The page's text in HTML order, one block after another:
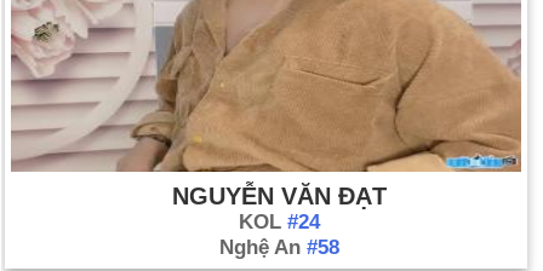
lịch sử
Ngày 6-6 năm 1844: Hiệp hội Cơ đốc nhân nam (YMCA)
được thành lập tại Luân Đôn.
Ngày 6-6 năm 1933:
Rạp chiếu phim lái xe đầu tiên được mở
ở Camden, New Jersey.
Ngày 6-6 năm 1934:Ủy ban Chứng khoán và Giao dịch
(SEC) được thành lập để bảo vệ các nhà đầu tư và duy trì tính
toàn vẹn của thị trường chứng khoán.
NGUYỄN VĂN ĐẠT
KOL #24
Nghệ An #58